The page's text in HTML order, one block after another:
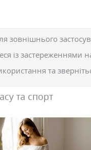
зовнішнього
із застереженнями
та
та спорт